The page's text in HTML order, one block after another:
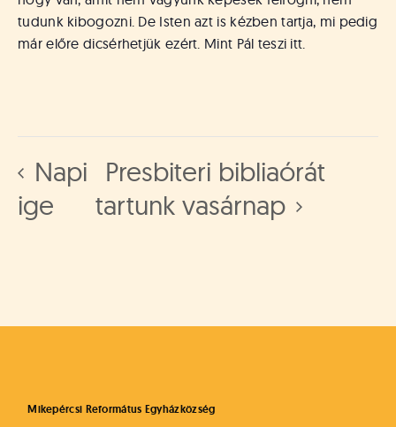
tudunk kibogozni. De Isten azt is kézben tartja, mi pedig
már előre dicsérhetjük ezért. Mint Pál teszi itt.
Napi
ige
Presbiteri bibliaórát
tartunk vasárnap
Mikepércsi Református Egyházközség